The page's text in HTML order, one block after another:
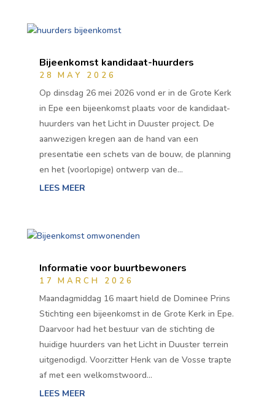
Bijeenkomst kandidaat-huurders
28 MAY 2026
Op dinsdag 26 mei 2026 vond er in de Grote Kerk
in Epe een bijeenkomst plaats voor de kandidaat-
huurders van het Licht in Duuster project. De
aanwezigen kregen aan de hand van een
presentatie een schets van de bouw, de planning
en het (voorlopige) ontwerp van de…
LEES MEER
Informatie voor buurtbewoners
17 MARCH 2026
Maandagmiddag 16 maart hield de Dominee Prins
Stichting een bijeenkomst in de Grote Kerk in Epe.
Daarvoor had het bestuur van de stichting de
huidige huurders van het Licht in Duuster terrein
uitgenodigd. Voorzitter Henk van de Vosse trapte
af met een welkomstwoord…
LEES MEER